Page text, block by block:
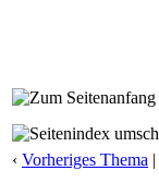
‹ Vorheriges Thema |